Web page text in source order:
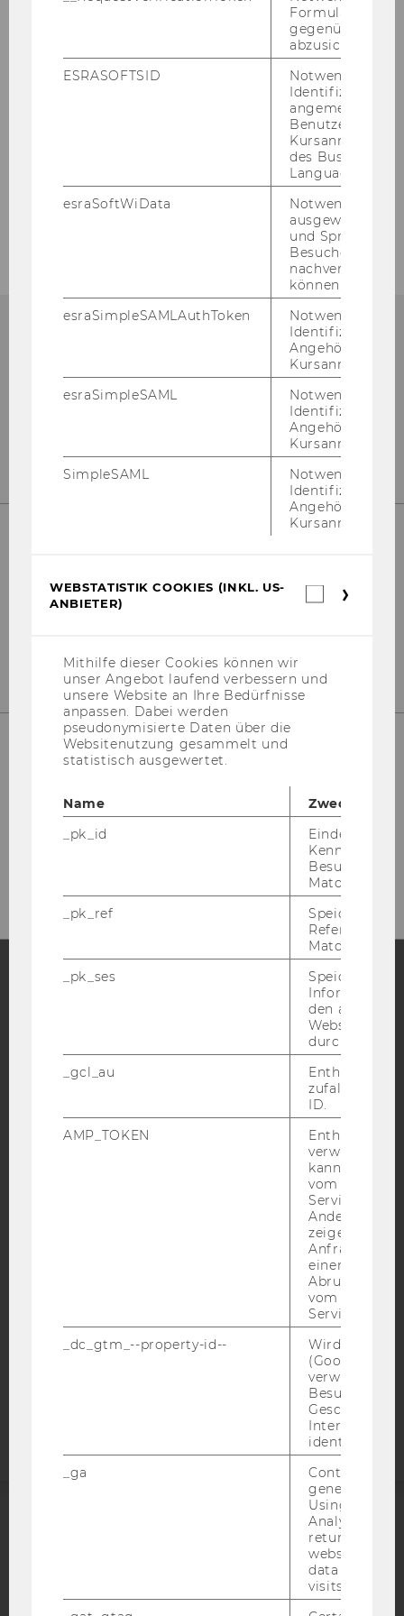
3. npoExpertTalk: Maria Katharina Moser
Tel: +43 1 31336 4288
Blog
Bluesky
BARRIEREFREIHEITSERKLÄRUNG WEBSEITE
DATENSCHUTZERKLÄRUNG SOCIAL MEDIA
STUDIENBEWERBER*INNEN UND STUDIERENDE
COOKIE EINSTELLUNGEN
Barrierefreiheitserklärung
gegenüber
abzusichern.
ESRASOFTSID
Notwendig zur
Identifizierung
angemeldeten
Benutzers im
des Business
Language
esraSoftWiData
Notwendig um
ausgewählte
und
Besuchers
nachverfolgen
können.
esraSimpleSAMLAuthToken
Notwendig zur
Identifizierung
Angehörige/r für
Kursanmeldung.
esraSimpleSAML
Notwendig zur
Identifizierung
Angehörige/r für
Kursanmeldung.
SimpleSAML
Notwendig zur
Identifizierung
Angehörige/r für
Kursanmeldung.
WEBSTATISTIK COOKIES (INKL. US-
ANBIETER)
Mithilfe dieser Cookies können wir
unser Angebot laufend verbessern und
unsere Website an Ihre Bedürfnisse
anpassen. Dabei werden
pseudonymisierte Daten über die
Websitenutzung gesammelt und
statistisch ausgewertet.
Name
Zweck
_pk_id
Eindeutige
Besuchers
Matomo.
_pk_ref
Speicherung
Referrers
Matomo.
_pk_ses
Speicherung
den aktuellen
durch
_gcl_au
Enthält eine
ID.
AMP_TOKEN
Enthält ein
verwendet
kann, um
vom AMP-
Service
Andere
zeigen Opt-
Anfrage im
einen Fehler
Abrufen
vom AMP
Service an.
_dc_gtm_--property-id--
Wird von
(Google Tag
verwendet,
Besucher
Geschlecht
Interessen zu
identifizieren.
_ga
Contains a
generated
Using this
Analytics can
returning
website and
data from
visits.